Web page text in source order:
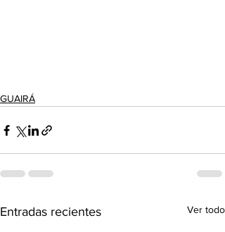
GUAIRÁ
Entradas recientes Ver todo